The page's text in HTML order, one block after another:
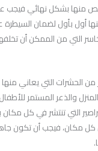
منها بشكل نهائي فيجب
أول بأول لضمان السيطرة
التي من الممكن أن
من الحشرات التي يعاني
والذعر المستمر
التي تنتشر في كل
مكان، فيجب أن تكون